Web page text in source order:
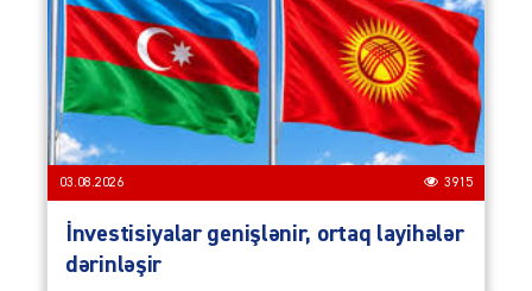
03.08.2026 3915
İnvestisiyalar genişlənir, ortaq layihələr
dərinləşir